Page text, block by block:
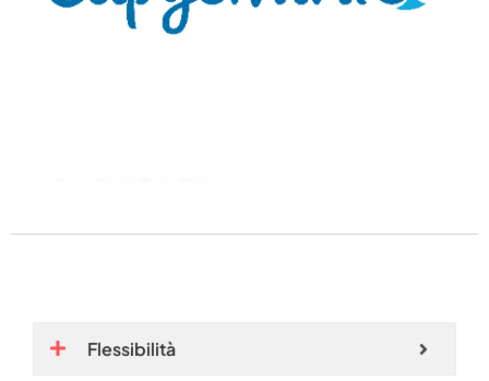
Flessibilità